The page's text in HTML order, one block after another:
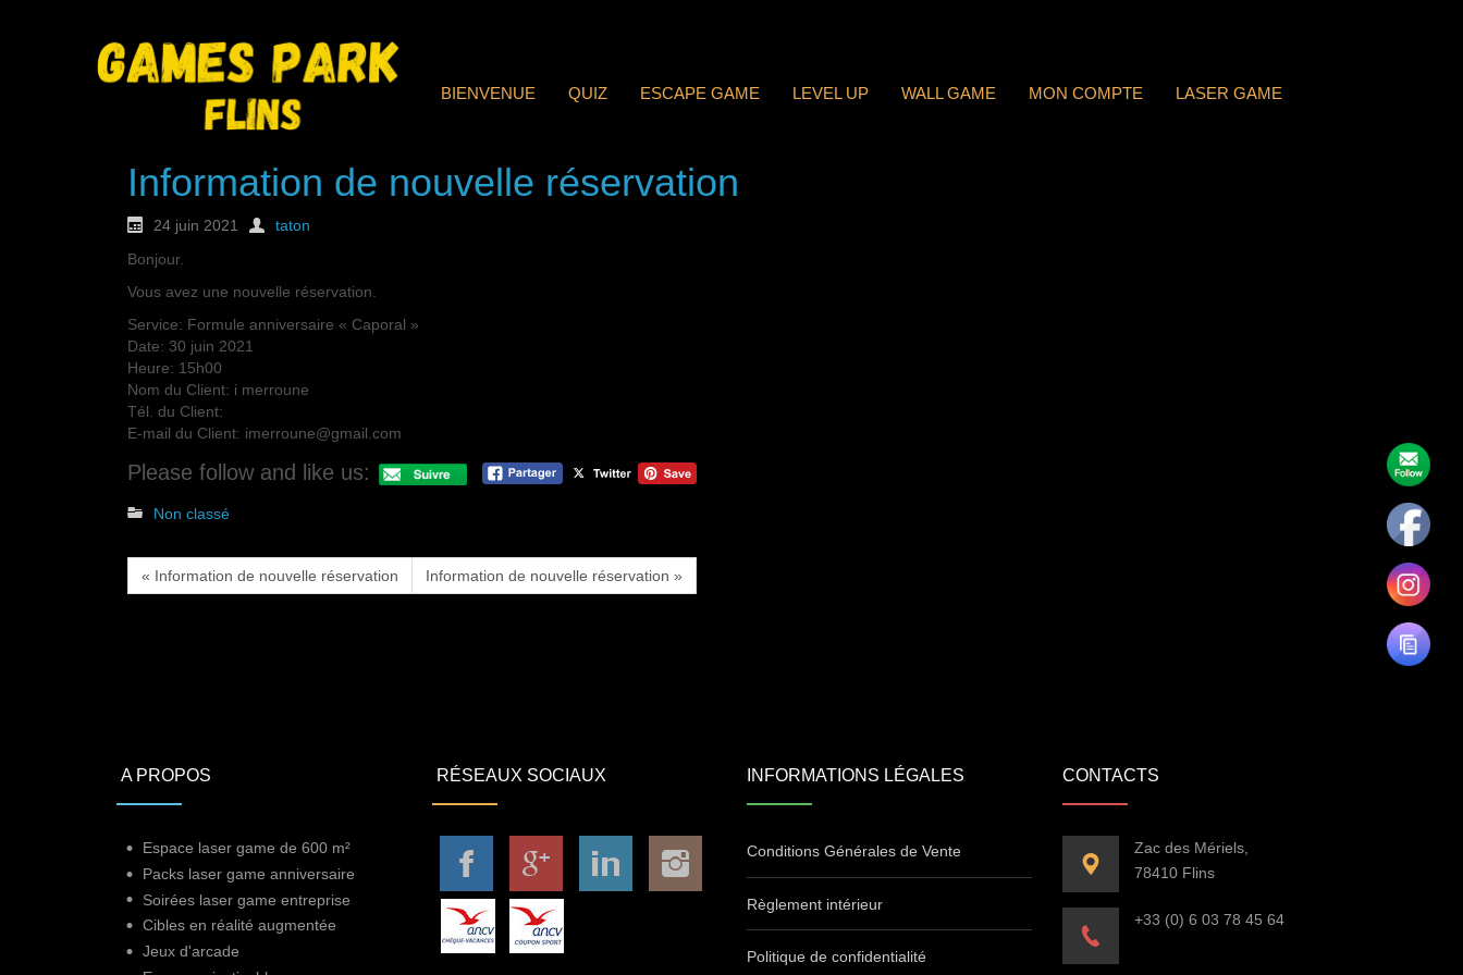
BIENVENUE QUIZ ESCAPE GAME LEVEL UP WALL GAME MON COMPTE LASER GAME
Information de nouvelle réservation
24 juin 2021
taton
Bonjour.
Vous avez une nouvelle réservation.
Service: Formule anniversaire « Caporal »
Date: 30 juin 2021
Heure: 15h00
Nom du Client: i merroune
Tél. du Client:
E-mail du Client: imerroune@gmail.com
Please follow and like us:
Non classé
« Information de nouvelle réservation Information de nouvelle réservation »
A PROPOS
Espace laser game de 600 m²
Packs laser game anniversaire
Soirées laser game entreprise
Cibles en réalité augmentée
Jeux d'arcade
RÉSEAUX SOCIAUX INFORMATIONS LÉGALES
Conditions Générales de Vente
Règlement intérieur
Politique de confidentialité
CONTACTS
Zac des Mériels,
78410 Flins
+33 (0) 6 03 78 45 64